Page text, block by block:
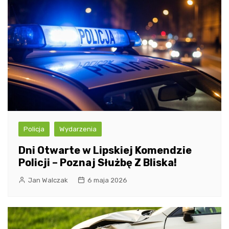
Policja Wydarzenia
Dni Otwarte w Lipskiej Komendzie
Policji – Poznaj Służbę Z Bliska!
Jan Walczak 6 maja 2026